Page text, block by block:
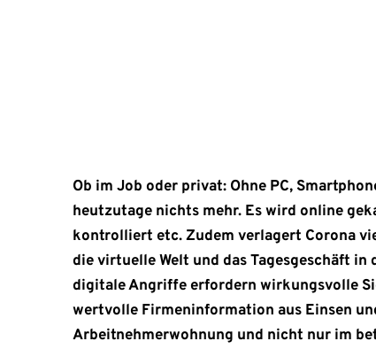
Ob im Job oder privat: Ohne PC,
heutzutage nichts mehr. Es wird online
kontrolliert etc. Zudem verlagert Corona
die virtuelle Welt und das Tagesgeschäft in
digitale Angriffe erfordern wirkungsvolle
wertvolle Firmeninformation aus Einsen
Arbeitnehmerwohnung und nicht nur im